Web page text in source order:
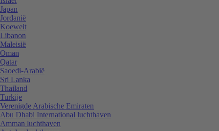
Japan
Jordanië
Koeweit
Libanon
Maleisië
Oman
Qatar
Saoedi-Arabië
Sri Lanka
Thailand
Turkije
Verenigde Arabische Emiraten
Abu Dhabi International luchthaven
Amman luchthaven